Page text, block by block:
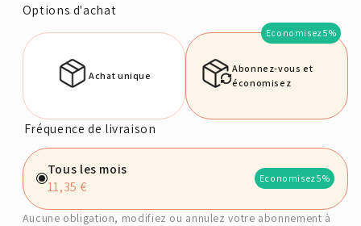
Options d'achat
Achat unique
Abonnez-vous et
économisez
Economisez5%
Fréquence de livraison
Tous les mois
11,35 €
Economisez5%
Aucune obligation, modifiez ou annulez votre abonnement à